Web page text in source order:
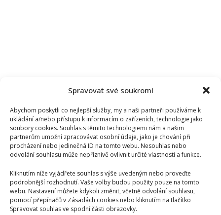
Spravovat své soukromí
Abychom poskytli co nejlepší služby, my a naši partneři používáme k
ukládání a/nebo přístupu k informacím o zařízeních, technologie jako
soubory cookies. Souhlas s těmito technologiemi nám a našim
partnerům umožní zpracovávat osobní údaje, jako je chování při
procházení nebo jedinečná ID na tomto webu. Nesouhlas nebo
odvolání souhlasu může nepříznivě ovlivnit určité vlastnosti a funkce.
Kliknutím níže vyjádřete souhlas s výše uvedeným nebo proveďte
podrobnější rozhodnutí. Vaše volby budou použity pouze na tomto
webu. Nastavení můžete kdykoli změnit, včetně odvolání souhlasu,
pomocí přepínačů v Zásadách cookies nebo kliknutím na tlačítko
Spravovat souhlas ve spodní části obrazovky.